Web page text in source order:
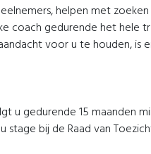
helpen met
coach gedurende het hele
voor u te houden, is
u gedurende 15 maanden
bij de Raad van